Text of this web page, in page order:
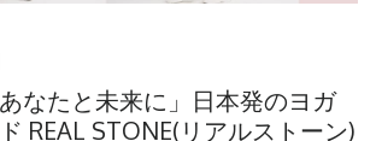
あなたと未来に」日本発のヨガ
REAL STONE(リアルストーン)